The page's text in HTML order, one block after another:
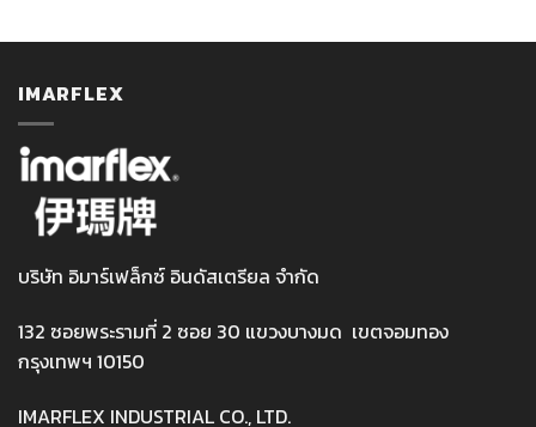
IMARFLEX
บริษัท อิมาร์เฟล็กซ์ อินดัสเตรียล จำกัด
132 ซอยพระรามที่ 2 ซอย 30 แขวงบางมด เขตจอมทอง
กรุงเทพฯ 10150
IMARFLEX INDUSTRIAL CO., LTD.